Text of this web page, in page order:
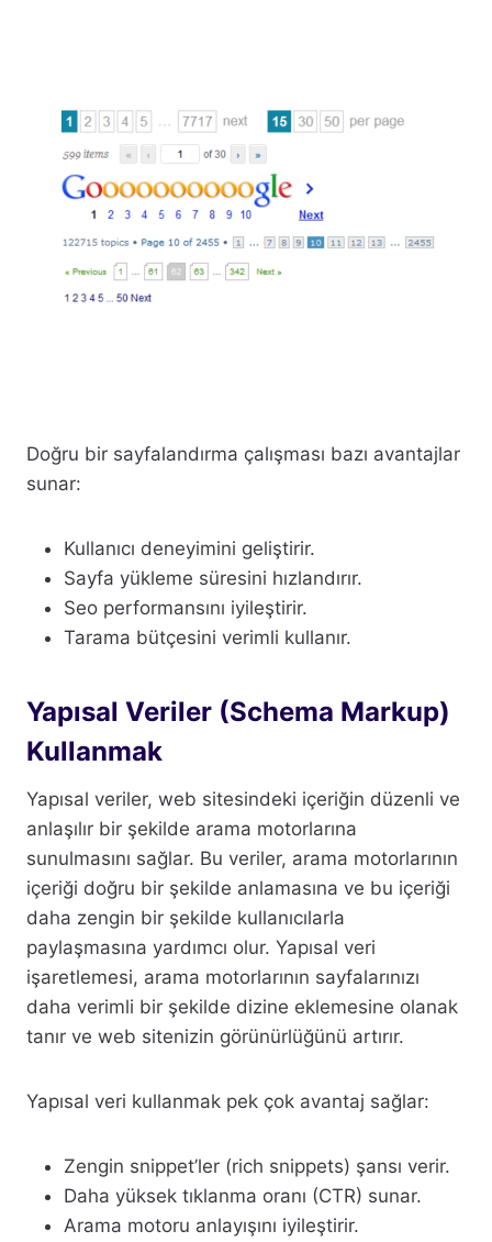
Doğru bir sayfalandırma çalışması bazı avantajlar
sunar:
Kullanıcı deneyimini geliştirir.
Sayfa yükleme süresini hızlandırır.
Seo performansını iyileştirir.
Tarama bütçesini verimli kullanır.
Yapısal Veriler (Schema Markup)
Kullanmak
Yapısal veriler, web sitesindeki içeriğin düzenli ve
anlaşılır bir şekilde arama motorlarına
sunulmasını sağlar. Bu veriler, arama motorlarının
içeriği doğru bir şekilde anlamasına ve bu içeriği
daha zengin bir şekilde kullanıcılarla
paylaşmasına yardımcı olur. Yapısal veri
işaretlemesi, arama motorlarının sayfalarınızı
daha verimli bir şekilde dizine eklemesine olanak
tanır ve web sitenizin görünürlüğünü artırır.
Yapısal veri kullanmak pek çok avantaj sağlar:
Zengin snippet’ler (rich snippets) şansı verir.
Daha yüksek tıklanma oranı (CTR) sunar.
Arama motoru anlayışını iyileştirir.